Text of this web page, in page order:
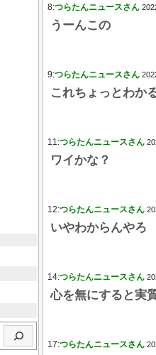
8:つらたんニュースさん
うーんこの
9:つらたんニュースさん
これちょっとわか
11:つらたんニュースさん
ワイかな？
12:つらたんニュースさん
いやわからんやろ
14:つらたんニュースさん
心を無にすると実
17:つらたんニュースさん